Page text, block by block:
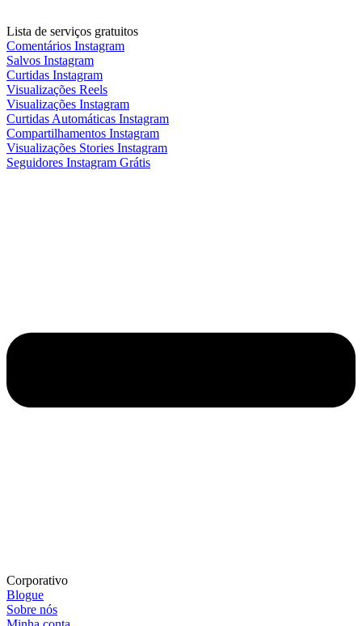
Lista de serviços gratuitos
Comentários Instagram
Salvos Instagram
Curtidas Instagram
Visualizações Reels
Visualizações Instagram
Curtidas Automáticas Instagram
Compartilhamentos Instagram
Visualizações Stories Instagram
Seguidores Instagram Grátis
Corporativo
Blogue
Sobre nós